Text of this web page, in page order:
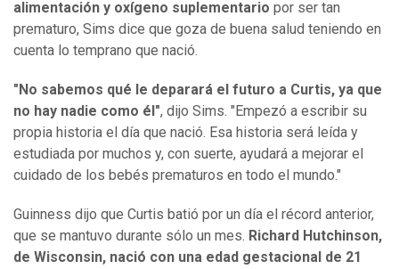
alimentación y oxígeno suplementario por ser tan
prematuro, Sims dice que goza de buena salud teniendo en
cuenta lo temprano que nació.
"No sabemos qué le deparará el futuro a Curtis, ya que
no hay nadie como él", dijo Sims. "Empezó a escribir su
propia historia el día que nació. Esa historia será leída y
estudiada por muchos y, con suerte, ayudará a mejorar el
cuidado de los bebés prematuros en todo el mundo."
Guinness dijo que Curtis batió por un día el récord anterior,
que se mantuvo durante sólo un mes. Richard Hutchinson,
de Wisconsin, nació con una edad gestacional de 21